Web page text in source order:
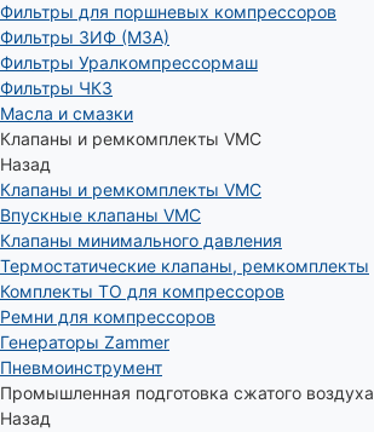
Фильтры для поршневых компрессоров
Фильтры ЗИФ (МЗА)
Фильтры Уралкомпрессормаш
Фильтры ЧКЗ
Масла и смазки
Клапаны и ремкомплекты VMC
Назад
Клапаны и ремкомплекты VMC
Впускные клапаны VMC
Клапаны минимального давления
Термостатические клапаны, ремкомплекты
Комплекты ТО для компрессоров
Ремни для компрессоров
Генераторы Zammer
Пневмоинструмент
Промышленная подготовка сжатого воздуха
Назад